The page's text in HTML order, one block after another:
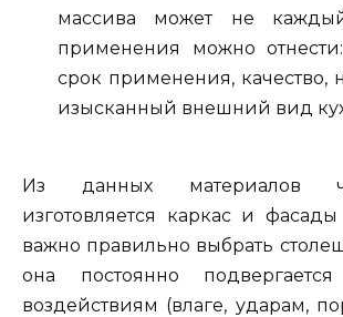
массива может не
применения можно
срок применения, качество,
изысканный внешний вид
Из данных материалов
изготовляется каркас и
важно правильно выбрать
она постоянно
воздействиям (влаге, ударам,